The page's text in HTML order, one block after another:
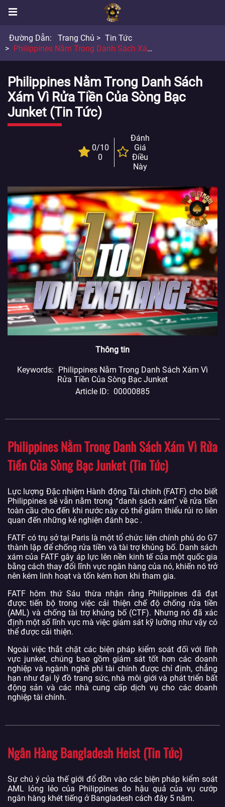
Đường Dẫn: Trang Chủ
Tin Tức
Philippines Nằm Trong Danh Sách Xám Vì Rửa Tiền Của Sòng Bạc Junket
Philippines Nằm Trong Danh Sách
Xám Vì Rửa Tiền Của Sòng Bạc
Junket (Tin Tức)
0/10
0
Đánh
Giá
Điều
Này
Thông tin
Keywords
Philippines Nằm Trong Danh Sách Xám Vì
Rửa Tiền Của Sòng Bạc Junket
Article ID
00000885
Philippines Nằm Trong Danh Sách Xám Vì Rửa
Tiền Của Sòng Bạc Junket (Tin Tức)
Lực lượng Đặc nhiệm Hành động Tài chính (FATF) cho biết
Philippines sẽ vẫn nằm trong “danh sách xám” về rửa tiền
toàn cầu cho đến khi nước này có thể giảm thiểu rủi ro liên
quan đến những kẻ nghiện đánh bạc .
FATF có trụ sở tại Paris là một tổ chức liên chính phủ do G7
thành lập để chống rửa tiền và tài trợ khủng bố. Danh sách
xám của FATF gây áp lực lên nền kinh tế của một quốc gia
bằng cách thay đổi lĩnh vực ngân hàng của nó, khiến nó trở
nên kém linh hoạt và tốn kém hơn khi tham gia.
FATF hôm thứ Sáu thừa nhận rằng Philippines đã đạt
được tiến bộ trong việc cải thiện chế độ chống rửa tiền
(AML) và chống tài trợ khủng bố (CTF). Nhưng nó đã xác
định một số lĩnh vực mà việc giám sát kỹ lưỡng như vậy có
thể được cải thiện.
Ngoài việc thắt chặt các biện pháp kiểm soát đối với lĩnh
vực junket, chúng bao gồm giám sát tốt hơn các doanh
nghiệp và ngành nghề phi tài chính được chỉ định, chẳng
hạn như đại lý đồ trang sức, nhà môi giới và phát triển bất
động sản và các nhà cung cấp dịch vụ cho các doanh
nghiệp tài chính.
Ngân Hàng Bangladesh Heist (Tin Tức)
Sự chú ý của thế giới đổ dồn vào các biện pháp kiểm soát
AML lỏng lẻo của Philippines do hậu quả của vụ cướp
ngân hàng khét tiếng ở Bangladesh cách đây 5 năm.